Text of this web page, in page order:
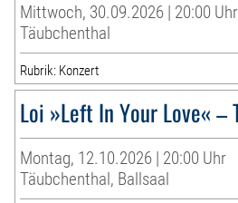
Mittwoch, 30.09.2026 | 20:00 Uhr
Täubchenthal
Rubrik: Konzert
Loi »Left In Your Love« –
Montag, 12.10.2026 | 20:00 Uhr
Täubchenthal, Ballsaal